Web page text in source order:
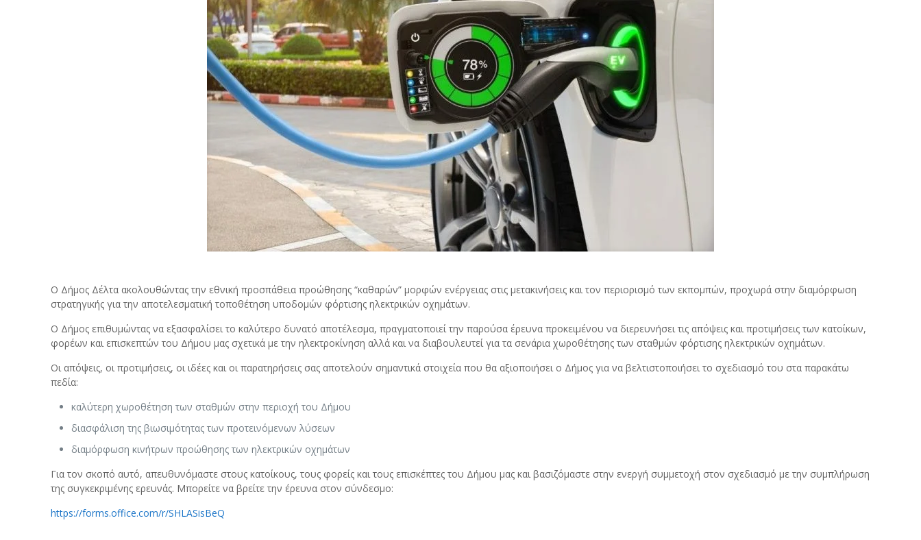
Ο Δήμος Δέλτα ακολουθώντας την εθνική προσπάθεια προώθησης “καθαρών” μορφών ενέργειας στις μετακινήσεις και τον περιορισμό των εκπομπών, προχωρά στην διαμόρφωση
στρατηγικής για την αποτελεσματική τοποθέτηση υποδομών φόρτισης ηλεκτρικών οχημάτων.
Ο Δήμος επιθυμώντας να εξασφαλίσει το καλύτερο δυνατό αποτέλεσμα, πραγματοποιεί την παρούσα έρευνα προκειμένου να διερευνήσει τις απόψεις και προτιμήσεις των κατοίκων,
φορέων και επισκεπτών του Δήμου μας σχετικά με την ηλεκτροκίνηση αλλά και να διαβουλευτεί για τα σενάρια χωροθέτησης των σταθμών φόρτισης ηλεκτρικών οχημάτων.
Οι απόψεις, οι προτιμήσεις, οι ιδέες και οι παρατηρήσεις σας αποτελούν σημαντικά στοιχεία που θα αξιοποιήσει ο Δήμος για να βελτιστοποιήσει το σχεδιασμό του στα παρακάτω
πεδία:
καλύτερη χωροθέτηση των σταθμών στην περιοχή του Δήμου
διασφάλιση της βιωσιμότητας των προτεινόμενων λύσεων
διαμόρφωση κινήτρων προώθησης των ηλεκτρικών οχημάτων
Για τον σκοπό αυτό, απευθυνόμαστε στους κατοίκους, τους φορείς και τους επισκέπτες του Δήμου μας και βασιζόμαστε στην ενεργή συμμετοχή στον σχεδιασμό με την συμπλήρωση
της συγκεκριμένης ερευνάς. Μπορείτε να βρείτε την έρευνα στον σύνδεσμο:
https://forms.office.com/r/SHLASisBeQ